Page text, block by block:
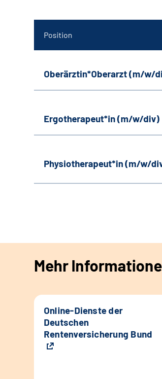
Position
Oberärztin*Oberarzt (m/w/
Ergotherapeut*in (m/w/div)
Physiotherapeut*in (m/w/
Mehr
Online-Dienste der
Deutschen
Rentenversicherung Bund